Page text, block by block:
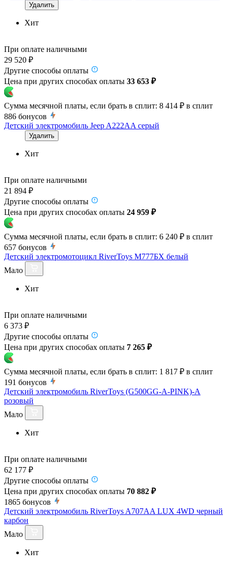
Удалить
Хит
При оплате наличными
29 520 ₽
Другие способы оплаты
Цена при других способах оплаты 33 653 ₽
Сумма месячной платы, если брать в сплит: 8 414 ₽ в сплит
886 бонусов
Детский электромобиль Jeep A222AA серый
Удалить
Хит
При оплате наличными
21 894 ₽
Другие способы оплаты
Цена при других способах оплаты 24 959 ₽
Сумма месячной платы, если брать в сплит: 6 240 ₽ в сплит
657 бонусов
Детский электромотоцикл RiverToys М777БХ белый
Мало
Хит
При оплате наличными
6 373 ₽
Другие способы оплаты
Цена при других способах оплаты 7 265 ₽
Сумма месячной платы, если брать в сплит: 1 817 ₽ в сплит
191 бонусов
Детский электромобиль RiverToys (G500GG-A-PINK)-A
розовый
Мало
Хит
При оплате наличными
62 177 ₽
Другие способы оплаты
Цена при других способах оплаты 70 882 ₽
1865 бонусов
Детский электромобиль RiverToys A707AA LUX 4WD черный
карбон
Мало
Хит